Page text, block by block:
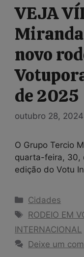
VEJA
novo
de 2025
outubro 28, 2024
O Grupo Tercio
quarta-feira, 30,
edição do Votu
Categorias
Cidades
Tags
RODEIO EM
INTERNACIONAL
Deixe um